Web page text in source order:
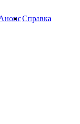
Справка